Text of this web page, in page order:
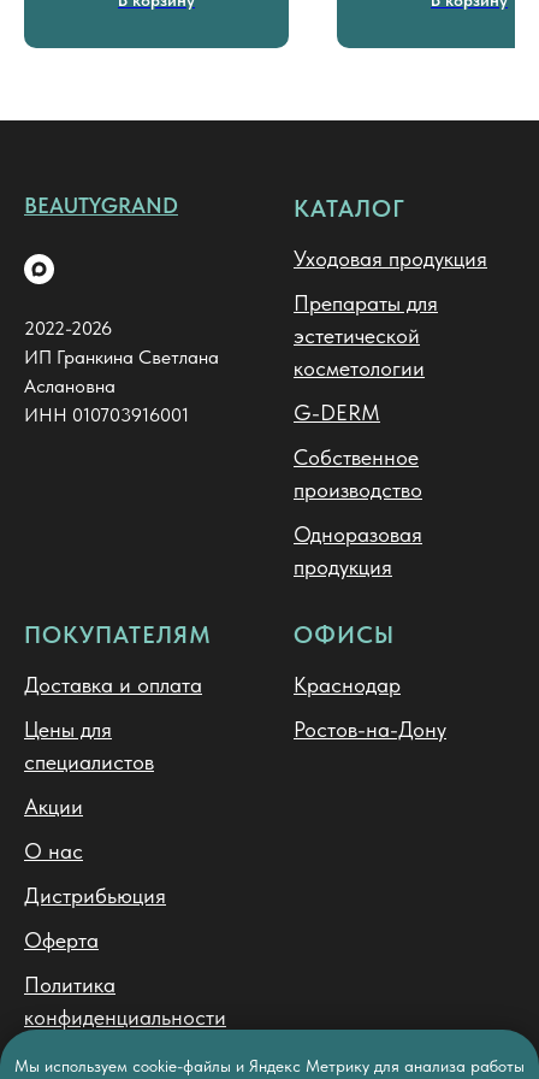
антиоксидантным
действием.
BEAUTYGRAND
2022-2026
ИП Гранкина Светлана
Аслановна
ИНН 010703916001
КАТАЛОГ
Уходовая продукция
Препараты для
эстетической
косметологии
G-DERM
Собственное
производство
Одноразовая
продукция
ПОКУПАТЕЛЯМ
Доставка и оплата
Цены для
специалистов
Акции
О нас
Дистрибьюция
Оферта
Политика
конфиденциальности
Политика обработки
ОФИСЫ
Краснодар
Ростов-на-Дону
Мы используем cookie-файлы и Яндекс Метрику для анализа работы